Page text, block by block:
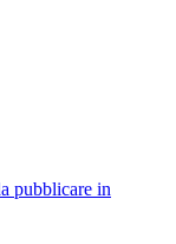
pubblicare in